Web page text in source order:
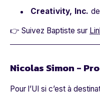
Creativity, Inc.
👉 Suivez Baptiste sur
Nicolas Simon -
Pour l’UI si c’est à